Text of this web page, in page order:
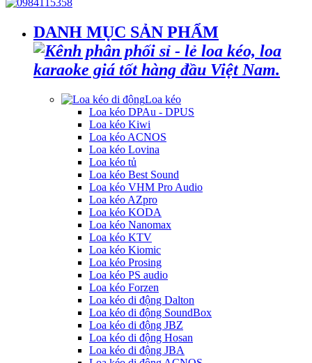
DANH MỤC SẢN PHẨM
Loa kéo
Loa kéo DPAu - DPUS
Loa kéo Kiwi
Loa kéo ACNOS
Loa kéo Lovina
Loa kéo tủ
Loa kéo Best Sound
Loa kéo VHM Pro Audio
Loa kéo AZpro
Loa kéo KODA
Loa kéo Nanomax
Loa kéo KTV
Loa kéo Kiomic
Loa kéo Prosing
Loa kéo PS audio
Loa kéo Forzen
Loa kéo di động Dalton
Loa kéo di động SoundBox
Loa kéo di động JBZ
Loa kéo di động Hosan
Loa kéo di động JBA